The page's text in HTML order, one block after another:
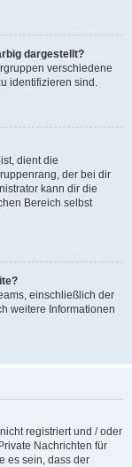
dargestellt?
verschiedene
identifizieren sind.
dient die
der bei dir
kann dir die
Bereich selbst
einschließlich der
weitere Informationen
registriert und / oder
Nachrichten für
es sein, dass der